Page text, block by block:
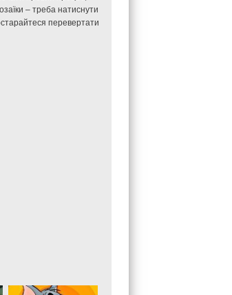
– треба натиснути
перевертати